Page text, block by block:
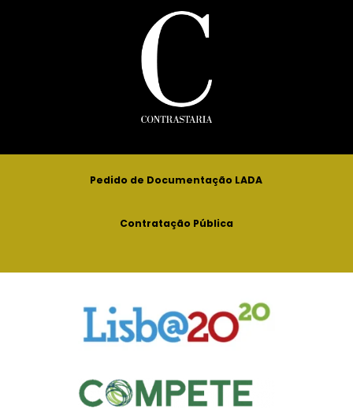
Pedido de Documentação LADA
Contratação Pública